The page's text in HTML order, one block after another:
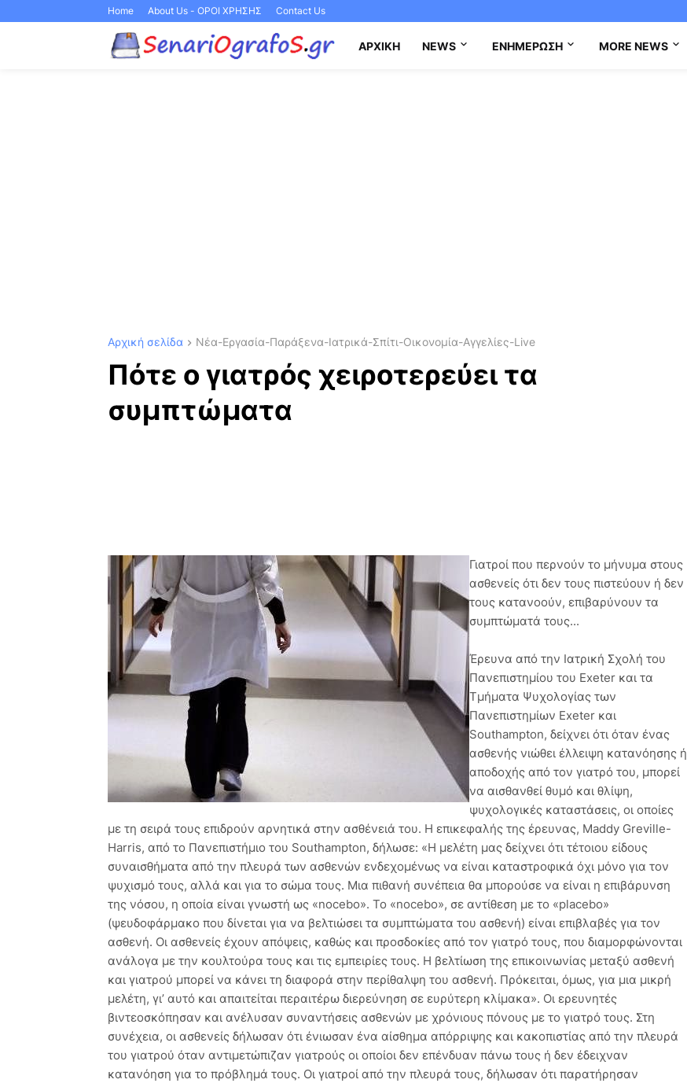
Home About Us - ΟΡΟΙ ΧΡΗΣΗΣ Contact Us
ΑΡΧΙΚΉ NEWS ΕΝΗΜΈΡΩΣΗ MORE NEWS
Αρχική σελίδα Νέα-Εργασία-Παράξενα-Ιατρικά-Σπίτι-Οικονομία-Αγγελίες-Live
Πότε ο γιατρός χειροτερεύει τα
συμπτώματα
Γιατροί που περνούν το μήνυμα στους
ασθενείς ότι δεν τους πιστεύουν ή δεν
τους κατανοούν, επιβαρύνουν τα
συμπτώματά τους...
Έρευνα από την Ιατρική Σχολή του
Πανεπιστημίου του Exeter και τα
Τμήματα Ψυχολογίας των
Πανεπιστημίων Exeter και
Southampton, δείχνει ότι όταν ένας
ασθενής νιώθει έλλειψη κατανόησης ή
αποδοχής από τον γιατρό του, μπορεί
να αισθανθεί θυμό και θλίψη,
ψυχολογικές καταστάσεις, οι οποίες
με τη σειρά τους επιδρούν αρνητικά στην ασθένειά του. Η επικεφαλής της έρευνας, Maddy Greville-
Harris, από το Πανεπιστήμιο του Southampton, δήλωσε: «Η μελέτη μας δείχνει ότι τέτοιου είδους
συναισθήματα από την πλευρά των ασθενών ενδεχομένως να είναι καταστροφικά όχι μόνο για τον
ψυχισμό τους, αλλά και για το σώμα τους. Μια πιθανή συνέπεια θα μπορούσε να είναι η επιβάρυνση
της νόσου, η οποία είναι γνωστή ως «nocebo». Το «nocebo», σε αντίθεση με το «placebo»
(ψευδοφάρμακο που δίνεται για να βελτιώσει τα συμπτώματα του ασθενή) είναι επιβλαβές για τον
ασθενή. Οι ασθενείς έχουν απόψεις, καθώς και προσδοκίες από τον γιατρό τους, που διαμορφώνονται
ανάλογα με την κουλτούρα τους και τις εμπειρίες τους. Η βελτίωση της επικοινωνίας μεταξύ ασθενή
και γιατρού μπορεί να κάνει τη διαφορά στην περίθαλψη του ασθενή. Πρόκειται, όμως, για μια μικρή
μελέτη, γι’ αυτό και απαιτείται περαιτέρω διερεύνηση σε ευρύτερη κλίμακα». Οι ερευνητές
βιντεοσκόπησαν και ανέλυσαν συναντήσεις ασθενών με χρόνιους πόνους με το γιατρό τους. Στη
συνέχεια, οι ασθενείς δήλωσαν ότι ένιωσαν ένα αίσθημα απόρριψης και κακοπιστίας από την πλευρά
του γιατρού όταν αντιμετώπιζαν γιατρούς οι οποίοι δεν επένδυαν πάνω τους ή δεν έδειχναν
κατανόηση για το πρόβλημά τους. Οι γιατροί από την πλευρά τους, δήλωσαν ότι παρατήρησαν